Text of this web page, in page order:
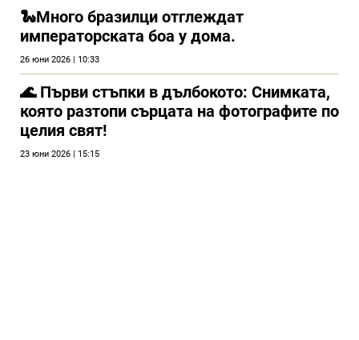
🐍Много бразилци отглеждат
императорската боа у дома.
26 юни 2026 | 10:33
🌊 Първи стъпки в дълбокото: Снимката,
която разтопи сърцата на фотографите по
целия свят!
23 юни 2026 | 15:15